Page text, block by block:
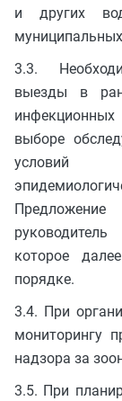
и других
3.3.
выезды в
выборе
условий
которое
порядке.
3.4. При
мониторингу
надзора за
3.5. При